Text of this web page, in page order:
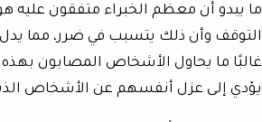
ما يبدو أن معظم الخبراء متفقون
التوقف وأن ذلك يتسبب في ضرر، مما
غالبًا ما يحاول الأشخاص المصابون
يؤدي إلى عزل أنفسهم عن الأشخاص